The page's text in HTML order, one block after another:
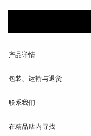
产品详情
包装、运输与退货
联系我们
在精品店内寻找